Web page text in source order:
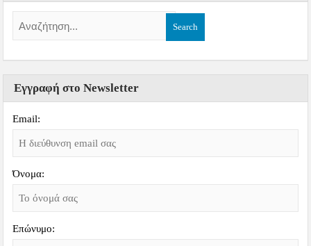
Εγγραφή στο Newsletter
Email:
Όνομα:
Επώνυμο: